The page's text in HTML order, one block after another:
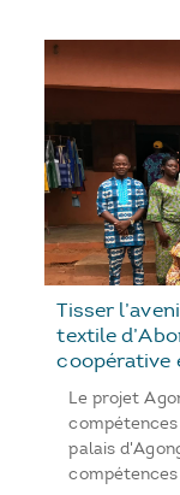
Tisser
textile
coopérative
Le projet
palais